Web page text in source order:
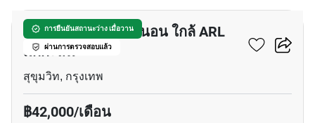
การยืนยันสถานะว่าง เมื่อวาน
ผ่านการตรวจสอบแล้ว
อพาร์ทเมนต์ 1-ห้องนอน ใกล้ ARL
มักกะสัน
สุขุมวิท, กรุงเทพ
฿42,000/เดือน